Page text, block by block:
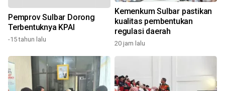
Pemprov Sulbar Dorong
Terbentuknya KPAI
-15 tahun lalu
Kemenkum Sulbar pastikan
kualitas pembentukan
regulasi daerah
20 jam lalu